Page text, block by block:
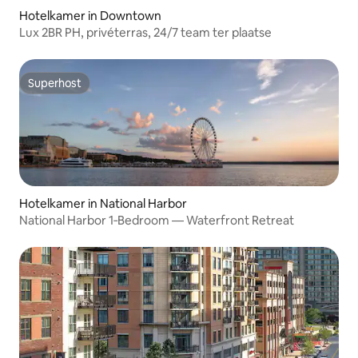
Hotelkamer in Downtown
Lux 2BR PH, privéterras, 24/7 team ter plaatse
Superhost
Superhost
Hotelkamer in National Harbor
National Harbor 1‑Bedroom — Waterfront Retreat